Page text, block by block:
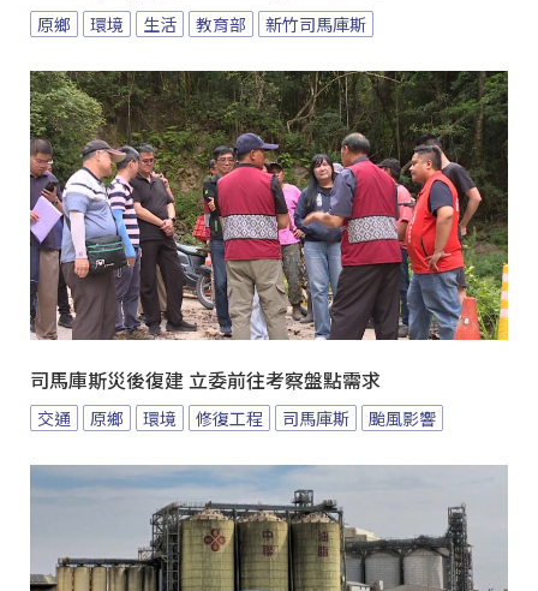
原鄉 環境 生活 教育部 新竹司馬庫斯
司馬庫斯災後復建 立委前往考察盤點需求
交通 原鄉 環境 修復工程 司馬庫斯 颱風影響